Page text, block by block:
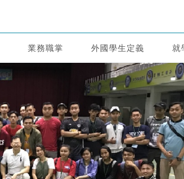
業務職掌 外國學生定義 就